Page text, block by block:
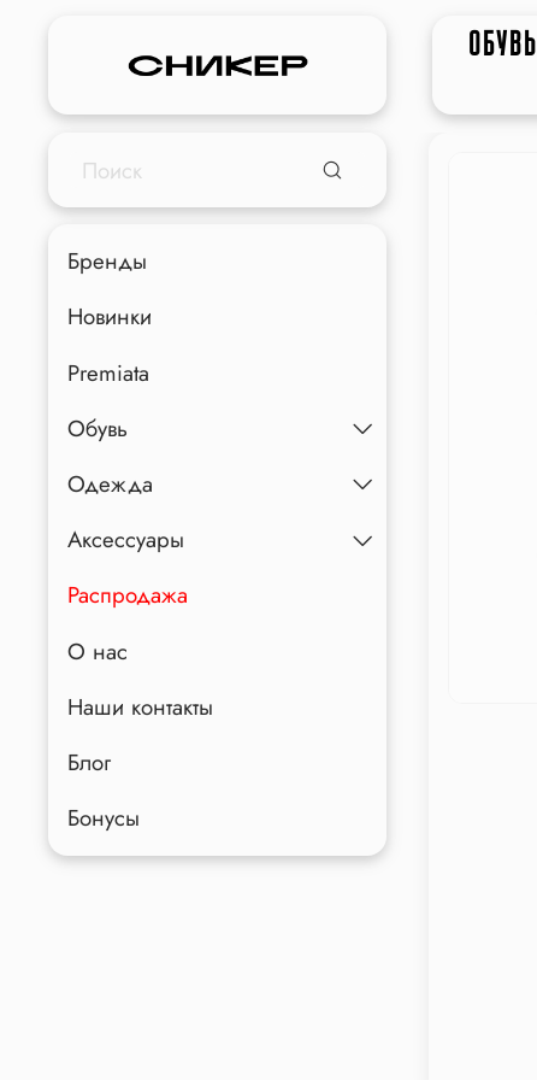
ОБУВЬ
Бренды
Новинки
Premiata
Обувь
Одежда
Аксессуары
Распродажа
О нас
Наши контакты
Блог
Бонусы